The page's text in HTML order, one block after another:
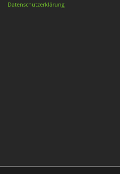
Datenschutzerklärung